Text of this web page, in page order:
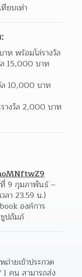
ยบเท่า
ท พร้อมโล่รางวัล
ล 15,000 บาท
ล 10,000 บาท
รางวัล 2,000 บาท
ที่ 9 กุมภาพันธ์ –
ลา 23.59 น.)
องค์การ
ปถัมภ์
ายเข้าประกวด
1 คน สามารถส่ง